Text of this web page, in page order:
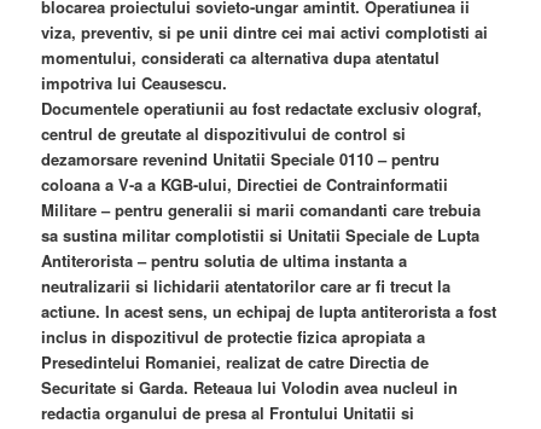
blocarea proiectului sovieto-ungar amintit. Operatiunea ii
viza, preventiv, si pe unii dintre cei mai activi complotisti ai
momentului, considerati ca alternativa dupa atentatul
impotriva lui Ceausescu.
Documentele operatiunii au fost redactate exclusiv olograf,
centrul de greutate al dispozitivului de control si
dezamorsare revenind Unitatii Speciale 0110 – pentru
coloana a V-a a KGB-ului, Directiei de Contrainformatii
Militare – pentru generalii si marii comandanti care trebuia
sa sustina militar complotistii si Unitatii Speciale de Lupta
Antiterorista – pentru solutia de ultima instanta a
neutralizarii si lichidarii atentatorilor care ar fi trecut la
actiune. In acest sens, un echipaj de lupta antiterorista a fost
inclus in dispozitivul de protectie fizica apropiata a
Presedintelui Romaniei, realizat de catre Directia de
Securitate si Garda. Reteaua lui Volodin avea nucleul in
redactia organului de presa al Frontului Unitatii si